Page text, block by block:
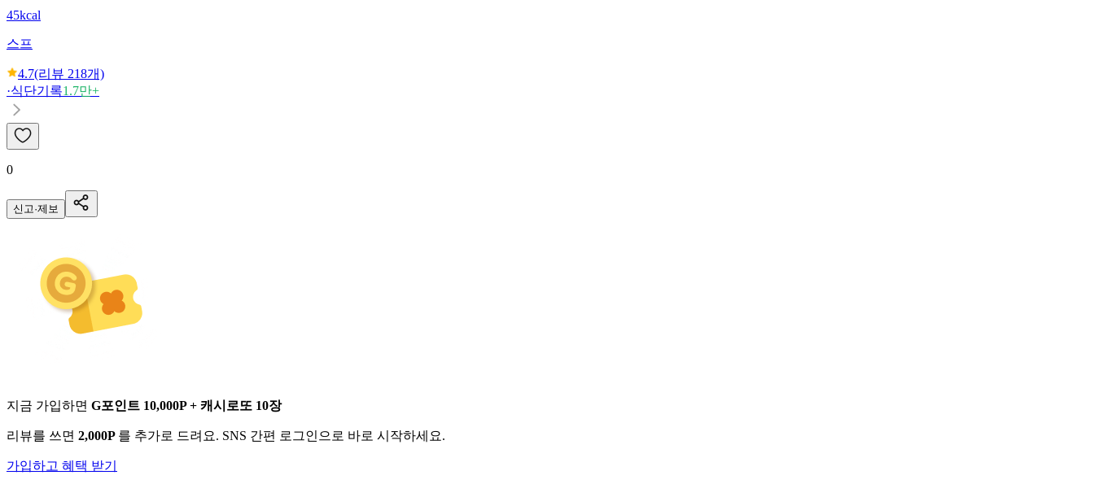
45kcal
스프
4.7(리뷰 218개)
·식단기록1.7만+
0
신고·제보
지금 가입하면 G포인트 10,000P + 캐시로또 10장
리뷰를 쓰면 2,000P 를 추가로 드려요. SNS 간편 로그인으로 바로 시작하세요.
가입하고 혜택 받기